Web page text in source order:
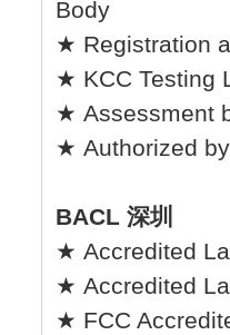
Body
★ Registration
★ KCC Testing
★ Assessment
★ Authorized
BACL 深圳
★ Accredited
★ Accredited
★ FCC